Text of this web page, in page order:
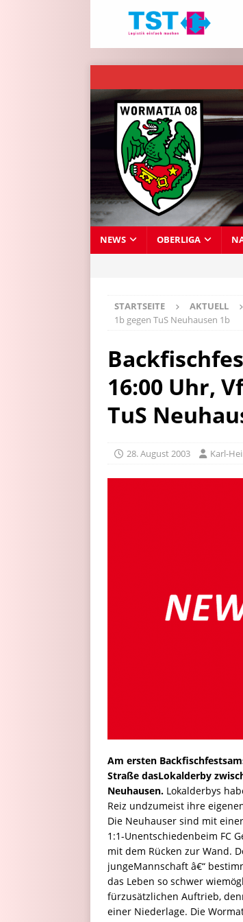
NEWS OBERLIGA
STARTSEITE AKTUELL
1b gegen TuS Neuhausen 1b
16:00 Uhr,
TuS
28. August 2003 Karl-
Am ersten
Straße dasLokalderby
Neuhausen. Lokalderbys
Reiz undzumeist ihre
Die Neuhauser sind mit
1:1-Unentschiedenbeim FC
mit dem Rücken zur Wand.
jungeMannschaft â€“
das Leben so schwer
fürzusätzlichen Auftrieb,
einer Niederlage. Die